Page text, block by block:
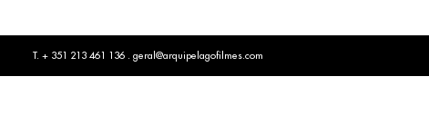
T. + 351 213 461 136 . geral@arquipelagofilmes.com